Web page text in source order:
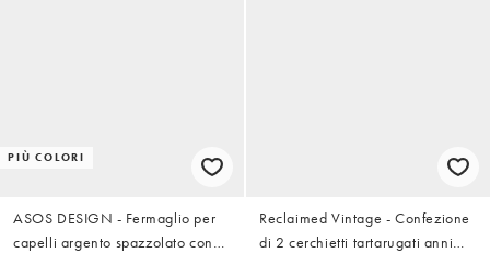
PIÙ COLORI
ASOS DESIGN - Fermaglio per
capelli argento spazzolato con
Reclaimed Vintage - Confezione
di 2 cerchietti tartarugati anni